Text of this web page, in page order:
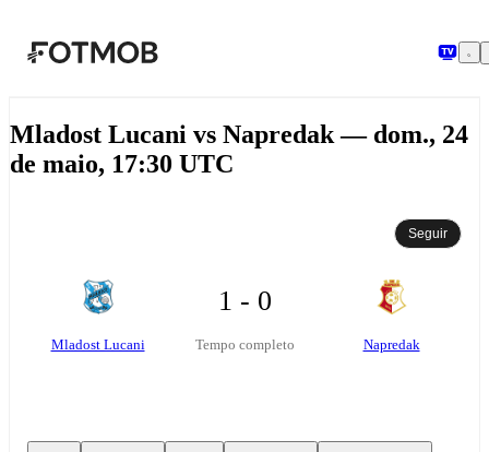
Mladost Lucani vs Napredak — dom., 24
de maio, 17:30 UTC
Seguir
Mladost Lucani
1 - 0
Tempo completo Napredak